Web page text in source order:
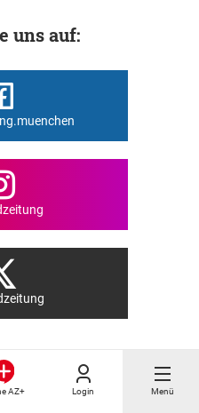
AZ+ Login Menü
uns auf:
zu unseren News